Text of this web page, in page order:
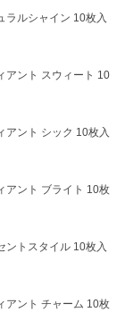
ラルシャイン 10枚入
アント スウィート 10
アント シック 10枚入
アント ブライト 10枚
ントスタイル 10枚入
アント チャーム 10枚